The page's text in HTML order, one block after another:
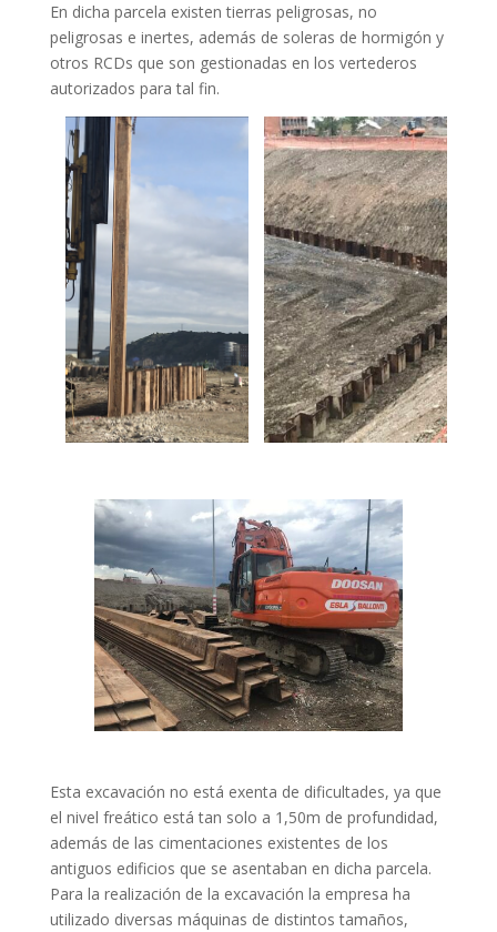
En dicha parcela existen tierras peligrosas, no
peligrosas e inertes, además de soleras de hormigón y
otros RCDs que son gestionadas en los vertederos
autorizados para tal fin.
Esta excavación no está exenta de dificultades, ya que
el nivel freático está tan solo a 1,50m de profundidad,
además de las cimentaciones existentes de los
antiguos edificios que se asentaban en dicha parcela.
Para la realización de la excavación la empresa ha
utilizado diversas máquinas de distintos tamaños,